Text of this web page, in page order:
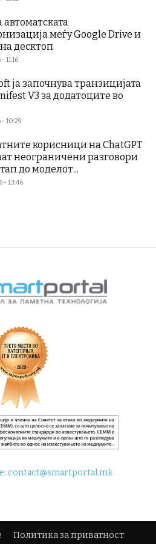
автоматската
меѓу Google Drive и
десктоп
11:16
ја започнува транзицијата
V3 за додатоците во
10:29
корисници на ChatGPT
неограничени разговори
до моделот...
- 13:46
contact@smartportal.mk
Политика за приватност